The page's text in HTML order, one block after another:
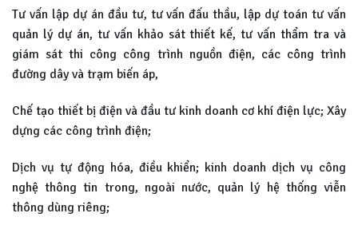
Tư vấn lập dự án đầu tư, tư vấn đấu thầu, lập dự toán tư vấn
quản lý dự án, tư vấn khảo sát thiết kế, tư vấn thẩm tra và
giám sát thi công công trình nguồn điện, các công trình
đường dây và trạm biến áp,
Chế tạo thiết bị điện và đầu tư kinh doanh cơ khí điện lực; Xây
dựng các công trình điện;
Dịch vụ tự động hóa, điều khiển; kinh doanh dịch vụ công
nghệ thông tin trong, ngoài nước, quản lý hệ thống viễn
thông dùng riêng;